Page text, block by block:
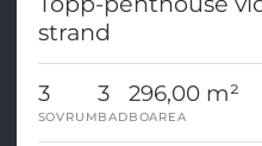
strand
3
SOVRUM
3
BAD
296,00 m²
BOAREA